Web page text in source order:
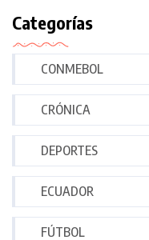
Categorías
CONMEBOL
CRÓNICA
DEPORTES
ECUADOR
FÚTBOL